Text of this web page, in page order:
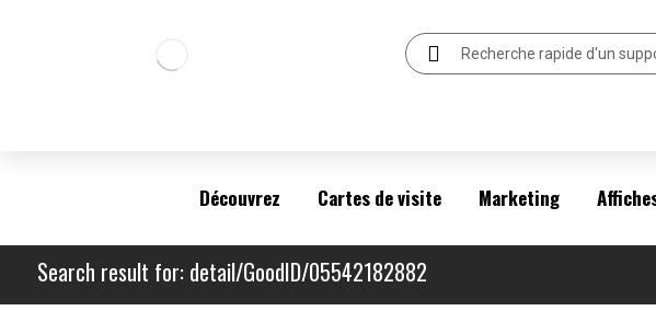
Découvrez Cartes de visite Marketing
Search result for: detail/GoodID/05542182882